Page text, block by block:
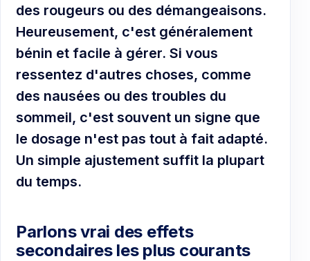
des rougeurs ou des démangeaisons.
Heureusement, c'est généralement
bénin et facile à gérer. Si vous
ressentez d'autres choses, comme
des nausées ou des troubles du
sommeil, c'est souvent un signe que
le dosage n'est pas tout à fait adapté.
Un simple ajustement suffit la plupart
du temps.
Parlons vrai des effets
secondaires les plus courants